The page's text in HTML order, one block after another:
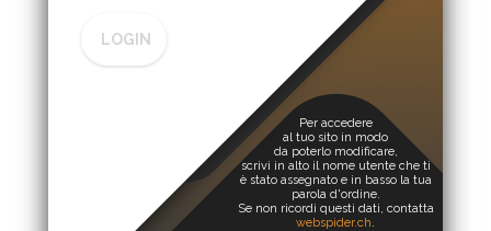
LOGIN
Per accedere
al tuo sito in modo
da poterlo modificare,
scrivi in alto il nome utente che ti
è stato assegnato e in basso la tua
parola d'ordine.
Se non ricordi questi dati, contatta
webspider.ch.